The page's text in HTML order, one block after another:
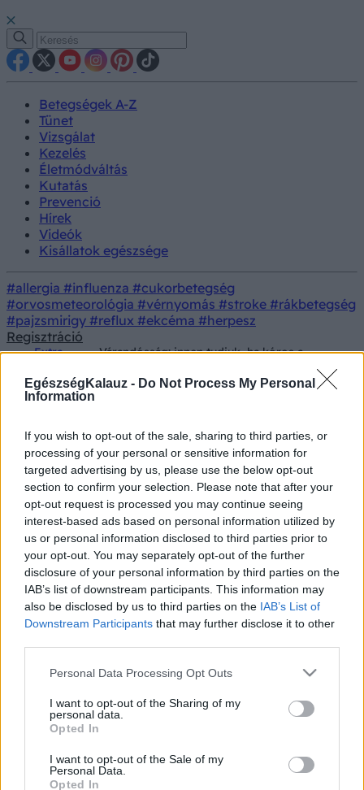
EgészségKalauz - Do Not Process My Personal
Information
If you wish to opt-out of the sale, sharing to third parties, or
processing of your personal or sensitive information for
targeted advertising by us, please use the below opt-out
section to confirm your selection. Please note that after your
opt-out request is processed you may continue seeing
interest-based ads based on personal information utilized by
us or personal information disclosed to third parties prior to
your opt-out. You may separately opt-out of the further
disclosure of your personal information by third parties on the
IAB’s list of downstream participants. This information may
also be disclosed by us to third parties on the IAB’s List of
Downstream Participants that may further disclose it to other
Please note that this website/app uses one or more Google
not limited to your visit or usage behaviour. You may click to
grant or deny consent to Google and its third-party tags to
use your data for below specified purposes in below Google
consent section.
Personal Data Processing Opt Outs
I want to opt-out of the Sharing of my
personal data.
Opted In
I want to opt-out of the Sale of my
Personal Data.
Opted In
Betegségek A-Z
Tünet
Vizsgálat
Kezelés
Életmódváltás
Kutatás
Prevenció
Hírek
Videók
Kisállatok egészsége
#allergia #influenza #cukorbetegség
#orvosmeteorológia #vérnyomás #stroke #rákbetegség
#pajzsmirigy #reflux #ekcéma #herpesz
Regisztráció
Extra
Várandósság: innen tudjuk, ha kóros a
Hirdetés
Várandósság: innen tudjuk, ha
kóros a hüvelyi folyás(x)